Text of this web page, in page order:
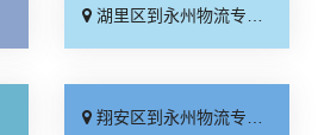
湖里区到永州物流专线_物流拼车「送货上门」
翔安区到永州物流专线_全程定位「准时准点」